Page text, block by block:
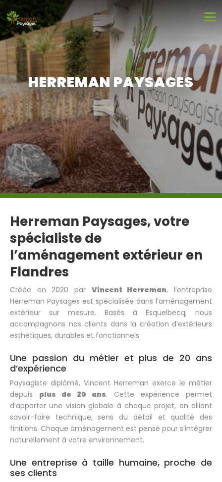
HERREMAN PAYSAGES
Herreman Paysages, votre
spécialiste de
l’aménagement extérieur en
Flandres
Créée en 2020 par Vincent Herreman, l’entreprise
Herreman Paysages est spécialisée dans l’aménagement
extérieur sur mesure. Basés à Esquelbecq, nous
accompagnons nos clients dans la création d’extérieurs
esthétiques, durables et fonctionnels.
Une passion du métier et plus de 20 ans
d’expérience
Paysagiste diplômé, Vincent Herreman exerce le métier
depuis plus de 20 ans. Cette expérience permet
d’apporter une vision globale à chaque projet, en alliant
savoir-faire technique, sens du détail et qualité des
finitions. Chaque aménagement est pensé pour s’intégrer
naturellement à votre environnement.
Une entreprise à taille humaine, proche de
ses clients